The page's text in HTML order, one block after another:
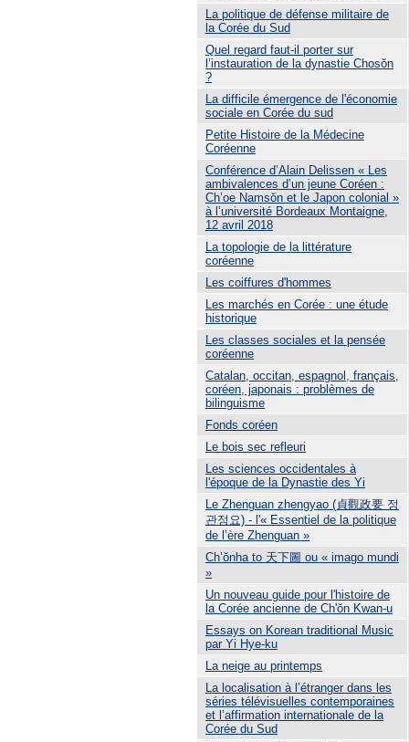
La politique de défense militaire de
la Corée du Sud
Quel regard faut-il porter sur
l’instauration de la dynastie Chosŏn
?
La difficile émergence de l'économie
sociale en Corée du sud
Petite Histoire de la Médecine
Coréenne
Conférence d’Alain Delissen « Les
ambivalences d’un jeune Coréen :
Ch’oe Namsŏn et le Japon colonial »
à l’université Bordeaux Montaigne,
12 avril 2018
La topologie de la littérature
coréenne
Les coiffures d'hommes
Les marchés en Corée : une étude
historique
Les classes sociales et la pensée
coréenne
Catalan, occitan, espagnol, français,
coréen, japonais : problèmes de
bilinguisme
Fonds coréen
Le bois sec refleuri
Les sciences occidentales à
l'époque de la Dynastie des Yi
Le Zhenguan zhengyao (貞觀政要 정
관정요) - l'« Essentiel de la politique
de l’ère Zhenguan »
Ch’ŏnha to 天下圖 ou « imago mundi
»
Un nouveau guide pour l'histoire de
la Corée ancienne de Ch'ŏn Kwan-u
Essays on Korean traditional Music
par Yi Hye-ku
La neige au printemps
La localisation à l’étranger dans les
séries télévisuelles contemporaines
et l’affirmation internationale de la
Corée du Sud